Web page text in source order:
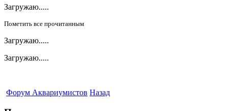
Загружаю.....
Пометить все прочитанным
Загружаю.....
Загружаю.....
Форум Аквариумистов Назад